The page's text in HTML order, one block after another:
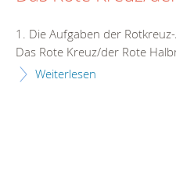
1. Die Aufgaben der
Das Rote Kreuz/der Rote
Weiterlesen